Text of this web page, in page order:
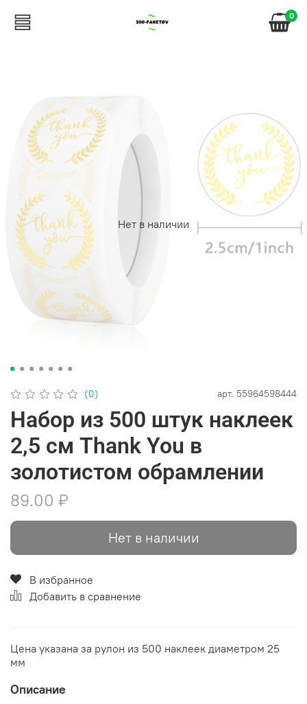
0
Нет в наличии
(0) арт. 55964598444
Набор из 500 штук наклеек
2,5 см Thank You в
золотистом обрамлении
89.00 ₽
Нет в наличии
В избранное
Добавить в сравнение
Цена указана за рулон из 500 наклеек диаметром 25
мм
Описание